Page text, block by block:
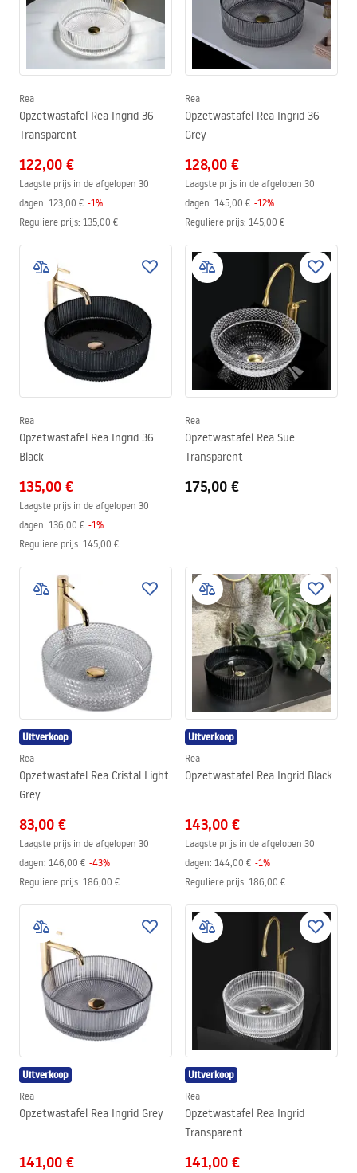
Rea
Opzetwastafel Rea Ingrid 36
Transparent
122,00 €
Laagste prijs in de afgelopen 30
dagen: 123,00 € -1%
Reguliere prijs: 135,00 €
Rea
Opzetwastafel Rea Ingrid 36
Grey
128,00 €
Laagste prijs in de afgelopen 30
dagen: 145,00 € -12%
Reguliere prijs: 145,00 €
Rea
Opzetwastafel Rea Ingrid 36
Black
135,00 €
Laagste prijs in de afgelopen 30
dagen: 136,00 € -1%
Reguliere prijs: 145,00 €
Rea
Opzetwastafel Rea Sue
Transparent
175,00 €
Uitverkoop
Rea
Opzetwastafel Rea Cristal Light
Grey
83,00 €
Laagste prijs in de afgelopen 30
dagen: 146,00 € -43%
Reguliere prijs: 186,00 €
Uitverkoop
Rea
Opzetwastafel Rea Ingrid Black
143,00 €
Laagste prijs in de afgelopen 30
dagen: 144,00 € -1%
Reguliere prijs: 186,00 €
Uitverkoop
Rea
Opzetwastafel Rea Ingrid Grey
141,00 €
Uitverkoop
Rea
Opzetwastafel Rea Ingrid
Transparent
141,00 €